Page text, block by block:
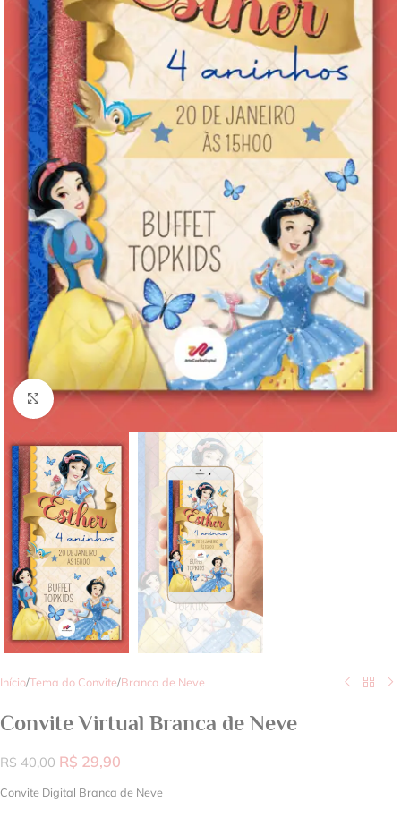
Clique para ampliar
Início/Tema do Convite/Branca de Neve
Convite Virtual Branca de Neve
R$40,00 R$ 29,90
Convite Digital Branca de Neve